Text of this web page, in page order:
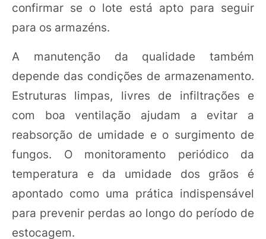
confirmar se o lote está apto para seguir
para os armazéns.
A manutenção da qualidade também
depende das condições de armazenamento.
Estruturas limpas, livres de infiltrações e
com boa ventilação ajudam a evitar a
reabsorção de umidade e o surgimento de
fungos. O monitoramento periódico da
temperatura e da umidade dos grãos é
apontado como uma prática indispensável
para prevenir perdas ao longo do período de
estocagem.